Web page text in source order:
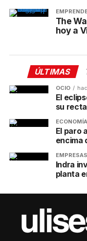
The
hoy a
ÚLTIMAS
OCIO
El
su
ECONOMÍA
El paro
encima
EMPRESAS
Indra
planta